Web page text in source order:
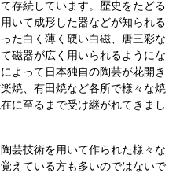
存続しています。歴史をたどる
いて成形した器などが知られる
た白く薄く硬い白磁、唐三彩な
磁器が広く用いられるようにな
よって日本独自の陶芸が花開き
焼、有田焼など各所で様々な焼
に至るまで受け継がれてきまし
芸技術を用いて作られた様々な
えている方も多いのではないで